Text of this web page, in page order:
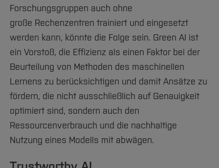
Forschungsgruppen auch ohne
große Rechenzentren trainiert und eingesetzt
werden kann, könnte die Folge sein. Green AI ist
ein Vorstoß, die Effizienz als einen Faktor bei der
Beurteilung von Methoden des maschinellen
Lernens zu berücksichtigen und damit Ansätze zu
fördern, die nicht ausschließlich auf Genauigkeit
optimiert sind, sondern auch den
Ressourcenverbrauch und die nachhaltige
Nutzung eines Modells mit abwägen.